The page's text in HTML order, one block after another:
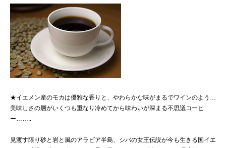
★イエメン産のモカは優雅な香りと、やわらかな味がまるでワインのよう…
美味しさの層がいくつも重なり冷めてから味わいが深まる不思議コーヒ
ー……..
見渡す限り砂と岩と風のアラビア半島、シバの女王伝説が今も生きる国イエ